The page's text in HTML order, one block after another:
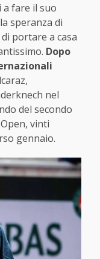
a fare il suo
speranza di
portare a casa
Dopo
nel
del secondo
vinti
gennaio.